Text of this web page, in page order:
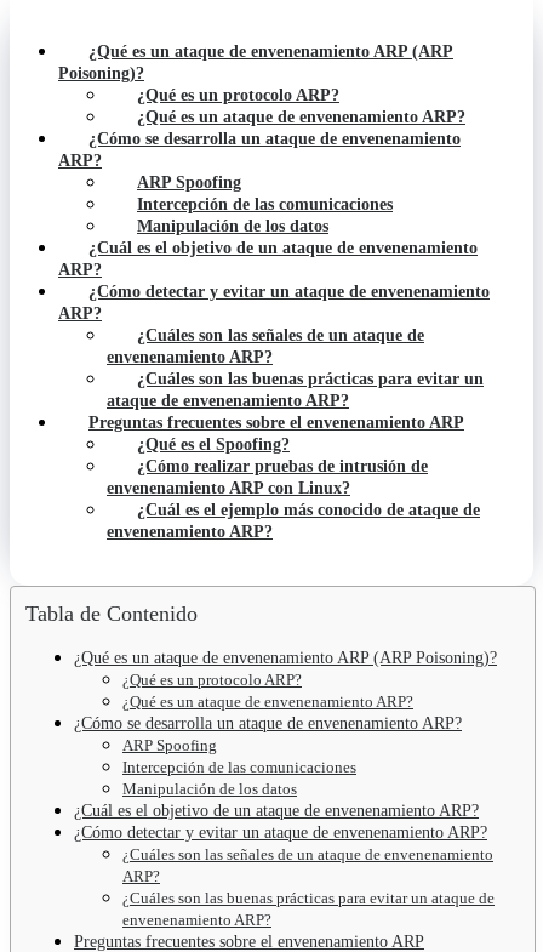
¿Qué es un ataque de envenenamiento ARP (ARP
Poisoning)?
¿Qué es un protocolo ARP?
¿Qué es un ataque de envenenamiento ARP?
¿Cómo se desarrolla un ataque de envenenamiento
ARP?
ARP Spoofing
Intercepción de las comunicaciones
Manipulación de los datos
¿Cuál es el objetivo de un ataque de envenenamiento
ARP?
¿Cómo detectar y evitar un ataque de envenenamiento
ARP?
¿Cuáles son las señales de un ataque de
envenenamiento ARP?
¿Cuáles son las buenas prácticas para evitar un
ataque de envenenamiento ARP?
Preguntas frecuentes sobre el envenenamiento ARP
¿Qué es el Spoofing?
¿Cómo realizar pruebas de intrusión de
envenenamiento ARP con Linux?
¿Cuál es el ejemplo más conocido de ataque de
envenenamiento ARP?
Tabla de Contenido
¿Qué es un ataque de envenenamiento ARP (ARP Poisoning)?
¿Qué es un protocolo ARP?
¿Qué es un ataque de envenenamiento ARP?
¿Cómo se desarrolla un ataque de envenenamiento ARP?
ARP Spoofing
Intercepción de las comunicaciones
Manipulación de los datos
¿Cuál es el objetivo de un ataque de envenenamiento ARP?
¿Cómo detectar y evitar un ataque de envenenamiento ARP?
¿Cuáles son las señales de un ataque de envenenamiento
ARP?
¿Cuáles son las buenas prácticas para evitar un ataque de
envenenamiento ARP?
Preguntas frecuentes sobre el envenenamiento ARP